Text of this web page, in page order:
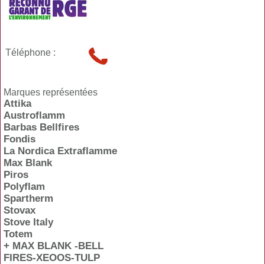
Téléphone :
Marques représentées
Attika
Austroflamm
Barbas Bellfires
Fondis
La Nordica Extraflamme
Max Blank
Piros
Polyflam
Spartherm
Stovax
Stove Italy
Totem
+ MAX BLANK -BELL
FIRES-XEOOS-TULP